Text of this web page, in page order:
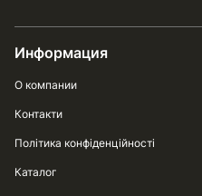
Информация
О компании
Контакти
Політика конфіденційності
Каталог